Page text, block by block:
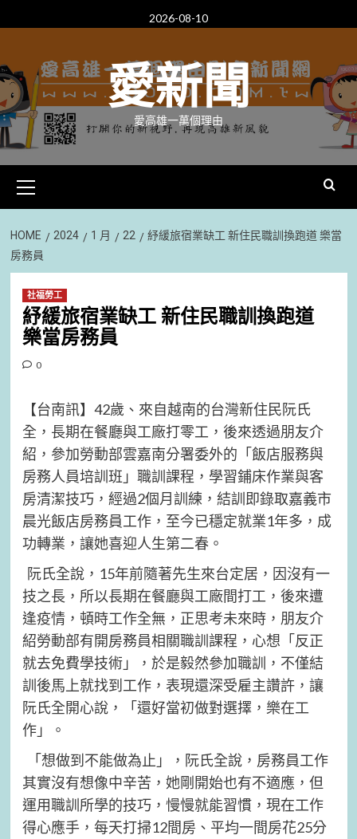
to
2026-08-10
愛新聞
愛高雄一萬個理由
Menu
HOME 2024 1 月 22
紓緩旅宿業缺工 新住民職訓換跑道 樂當
房務員
社福勞工
紓緩旅宿業缺工 新住民職訓換跑道
樂當房務員
0
【台南訊】42歲、來自越南的台灣新住民阮氏
全，長期在餐廳與工廠打零工，後來透過朋友介
紹，參加勞動部雲嘉南分署委外的「飯店服務與
房務人員培訓班」職訓課程，學習鋪床作業與客
房清潔技巧，經過2個月訓練，結訓即錄取嘉義市
晨光飯店房務員工作，至今已穩定就業1年多，成
功轉業，讓她喜迎人生第二春。
阮氏全說，15年前隨著先生來台定居，因沒有一
技之長，所以長期在餐廳與工廠間打工，後來遭
逢疫情，頓時工作全無，正思考未來時，朋友介
紹勞動部有開房務員相關職訓課程，心想「反正
就去免費學技術」，於是毅然參加職訓，不僅結
訓後馬上就找到工作，表現還深受雇主讚許，讓
阮氏全開心說，「還好當初做對選擇，樂在工
作」。
「想做到不能做為止」，阮氏全說，房務員工作
其實沒有想像中辛苦，她剛開始也有不適應，但
運用職訓所學的技巧，慢慢就能習慣，現在工作
得心應手，每天打掃12間房、平均一間房花25分